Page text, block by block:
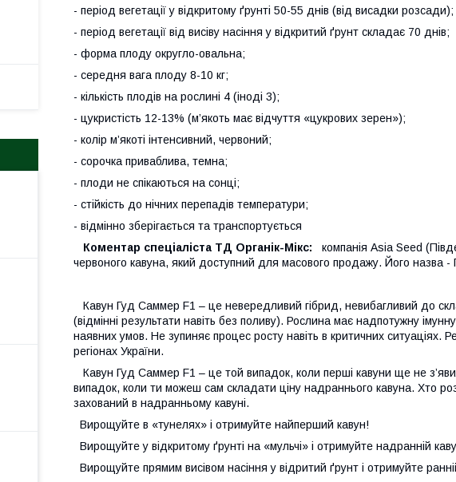
- період вегетації у відкритому ґрунті 50-55 днів (від висадки розсади);
- період вегетації від висіву насіння у відкритий ґрунт складає 70 днів;
- форма плоду округло-овальна;
- середня вага плоду 8-10 кг;
- кількість плодів на рослині 4 (іноді 3);
- цукристість 12-13% (м’якоть має відчуття «цукрових зерен»);
- колір м’якоті інтенсивний, червоний;
- сорочка приваблива, темна;
- плоди не спікаються на сонці;
- стійкість до нічних перепадів температури;
- відмінно зберігається та транспортується
Коментар спеціаліста ТД Органік-Мікс:
компанія Asia Seed
червоного кавуна, який доступний для масового продажу. Його назва
Кавун Гуд Саммер F1 – це невередливий гібрид, невибагливий до
(відмінні результати навіть без поливу). Рослина має надпотужну
наявних умов. Не зупиняє процес росту навіть в критичних
регіонах України.
Кавун Гуд Саммер F1 – це той випадок, коли перші кавуни ще не
випадок, коли ти можеш сам складати ціну надраннього кавуна. Хто
захований в надранньому кавуні.
Вирощуйте в «тунелях» і отримуйте найперший кавун!
Вирощуйте у відкритому ґрунті на «мульчі» і отримуйте надранній
Вирощуйте прямим висівом насіння у відритий ґрунт і отримуйте